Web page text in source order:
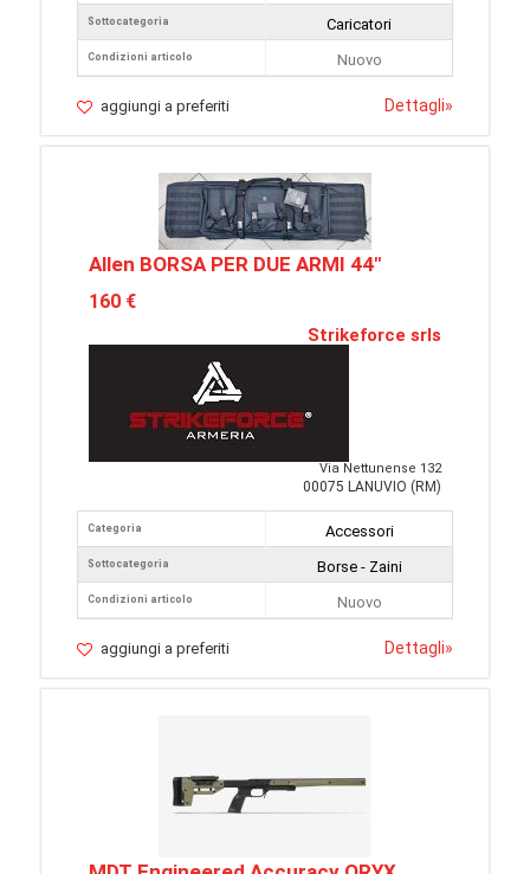
Sottocategoria
Condizioni articolo
Caricatori
Nuovo
aggiungi a preferiti Dettagli»
Allen BORSA PER DUE ARMI 44"
160 €
Strikeforce srls
Via Nettunense 132
00075 LANUVIO (RM)
Categoria
Sottocategoria
Condizioni articolo
Accessori
Borse - Zaini
Nuovo
aggiungi a preferiti Dettagli»